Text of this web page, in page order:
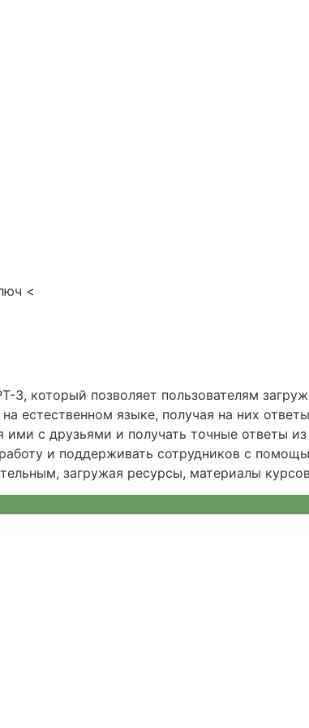
<
3, который позволяет пользователям
естественном языке, получая на них
ими с друзьями и получать точные ответы
и поддерживать сотрудников с
загружая ресурсы, материалы